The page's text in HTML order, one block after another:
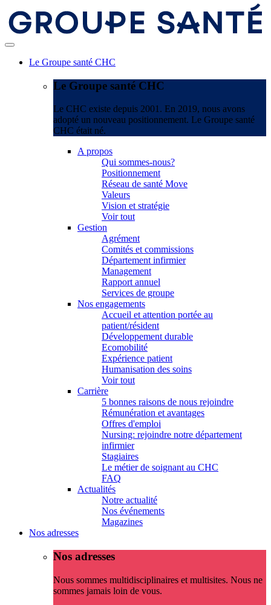
Le Groupe santé CHC
Le Groupe santé CHC
Le CHC existe depuis 2001. En 2019, nous avons
adopté un nouveau positionnement. Le Groupe santé
CHC était né.
A propos
Qui sommes-nous?
Positionnement
Réseau de santé Move
Valeurs
Vision et stratégie
Voir tout
Gestion
Agrément
Comités et commissions
Département infirmier
Management
Rapport annuel
Services de groupe
Nos engagements
Accueil et attention portée au
patient/résident
Développement durable
Ecomobilité
Expérience patient
Humanisation des soins
Voir tout
Carrière
5 bonnes raisons de nous rejoindre
Rémunération et avantages
Offres d'emploi
Nursing: rejoindre notre département
infirmier
Stagiaires
Le métier de soignant au CHC
FAQ
Actualités
Notre actualité
Nos événements
Magazines
Nos adresses
Nos adresses
Nous sommes multidisciplinaires et multisites. Nous ne
sommes jamais loin de vous.